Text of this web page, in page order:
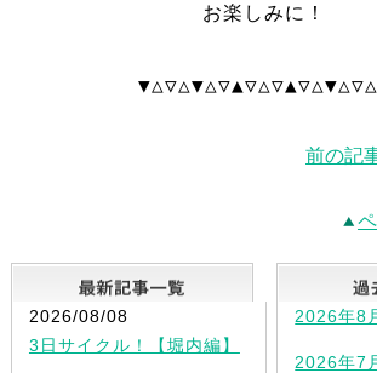
お楽しみに！
前の記
最新記事一
2026/08/08
3日サイクル！【堀内編】
2026年8
2026年7